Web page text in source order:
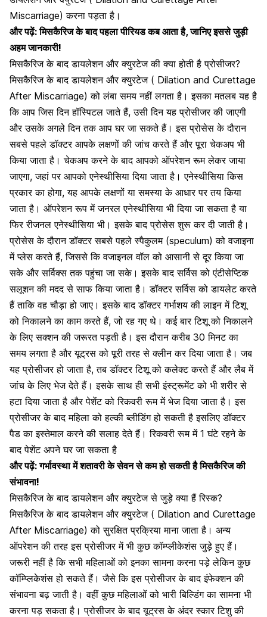
Miscarriage) करना पड़ता है।
और पढ़ें:मिसकैरिज के बाद पहला पीरियड कब आता है, जानिए इससे जुड़ी
अहम जानकारी!
मिसकैरिज के बाद डायलेशन और क्युरटेज की क्या होती है प्रोसीजर?
मिसकैरिज के बाद डायलेशन और क्युरटेज ( Dilation and Curettage
After Miscarriage) को लंबा समय नहीं लगता है। इसका मतलब यह है
कि आप जिस दिन हॉस्पिटल जाते हैं, उसी दिन यह प्रोसीजर की जाएगी
और उसके अगले दिन तक आप घर जा सकते हैं। इस प्रोसेस के दौरान
सबसे पहले डॉक्टर आपके लक्षणों की जांच करते हैं और पूरा चेकअप भी
किया जाता है। चेकअप करने के बाद आपको ऑपरेशन रूम लेकर जाया
जाएगा, जहां पर आपको एनेस्थीसिया दिया जाता है। एनेस्थीसिया किस
प्रकार का होगा, यह आपके लक्षणों या समस्या के आधार पर तय किया
जाता है। ऑपरेशन रूप मेंजनरल एनेस्थीसिया भी दिया जा सकता है या
फिर रीजनल एनेस्थीसिया भी। इसके बाद प्रोसेस शुरू कर दी जाती है।
प्रोसेस के दौरान डॉक्टर सबसे पहले स्पैकुलम (speculum) को वजाइना
में प्लेस करते हैं, जिससे कि वजाइनल वॉल को आसानी से दूर किया जा
सके और सर्विक्स तक पहुंचा जा सके। इसके बाद सर्विस को एंटीसेप्टिक
सलूशन की मदद से साफ किया जाता है। डॉक्टर सर्विस को डायलेट करते
हैं ताकि वह चौड़ा हो जाए। इसके बाद डॉक्टर गर्भाशय की लाइन में टिशू
को निकालने का काम करते हैं, जो रह गए थे। कई बार टिशू को निकालने
के लिए सक्शन की जरूरत पड़ती है। इस दौरान करीब 30 मिनट का
समय लगता है और यूट्रस को पूरी तरह से क्लीन कर दिया जाता है। जब
यह प्रोसीजर हो जाता है, तब डॉक्टर टिशू को कलेक्ट करते हैं और लैब में
जांच के लिए भेज देते हैं। इसके साथ ही सभी इंस्ट्रूमेंट को भी शरीर से
हटा दिया जाता है और पेशेंट को रिकवरी रूम में भेज दिया जाता है। इस
प्रोसीजर के बाद महिला को हल्की ब्लीडिंग हो सकती है इसलिए डॉक्टर
पैड का इस्तेमाल करने की सलाह देते हैं। रिकवरी रूम में 1 घंटे रहने के
बाद पेशेंट अपने घर जा सकता है
और पढ़ें:गर्भावस्था में शतावरी के सेवन से कम हो सकती है मिसकैरिज की
संभावना!
मिसकैरिज के बाद डायलेशन और क्युरटेज से जुड़े क्या हैं रिस्क?
मिसकैरिज के बाद डायलेशन और क्युरटेज ( Dilation and Curettage
After Miscarriage) को सुरक्षित प्रक्रिया माना जाता है। अन्य
ऑपरेशन की तरह इस प्रोसीजर में भी कुछ कॉम्प्लीकेशंस जुड़े हुए हैं।
जरूरी नहीं है कि सभी महिलाओं को इनका सामना करना पड़े लेकिन कुछ
कॉम्प्लिकेशंस हो सकते हैं। जैसे कि इस प्रोसीजर के बाद इंफेक्शन की
संभावना बढ़ जाती है। वहीं कुछ महिलाओं को भारी बिल्डिंग का सामना भी
करना पड़ सकता है। प्रोसीजर के बाद यूट्रस के अंदर स्कार टिशु की